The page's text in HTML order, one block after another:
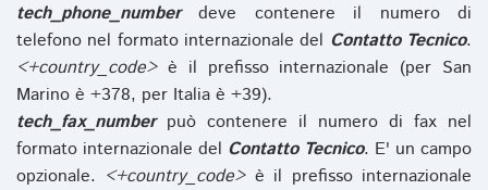
tech_phone_numberdeve contenere il numero di
telefono nel formato internazionale del Contatto Tecnico.
<+country_code>è il prefisso internazionale (per San
Marino è +378, per Italia è +39).
tech_fax_numberpuò contenere il numero di fax nel
formato internazionale del Contatto Tecnico. E' un campo
opzionale. <+country_code>è il prefisso internazionale